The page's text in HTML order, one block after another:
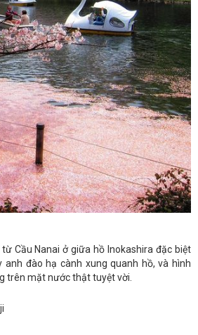
Cầu Nanai ở giữa hồ Inokashira đặc biệt
anh đào hạ cành xung quanh hồ, và hình
trên mặt nước thật tuyệt vời.